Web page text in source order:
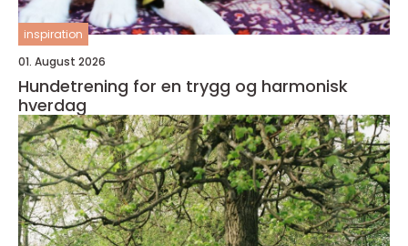
inspiration
01. August 2026
Hundetrening for en trygg og harmonisk
hverdag